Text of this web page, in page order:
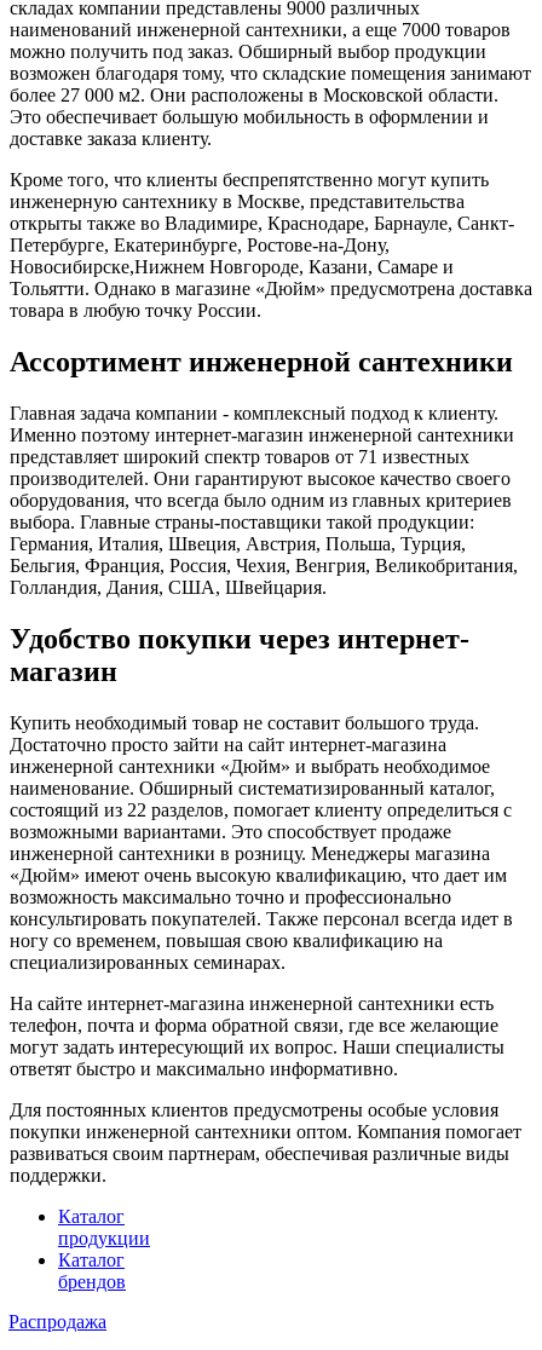
складах компании представлены 9000 различных
наименований инженерной сантехники, а еще 7000 товаров
можно получить под заказ. Обширный выбор продукции
возможен благодаря тому, что складские помещения занимают
более 27 000 м2. Они расположены в Московской области.
Это обеспечивает большую мобильность в оформлении и
доставке заказа клиенту.
Кроме того, что клиенты беспрепятственно могут купить
инженерную сантехнику в Москве, представительства
открыты также во Владимире, Краснодаре, Барнауле, Санкт-
Петербурге, Екатеринбурге, Ростове-на-Дону,
Новосибирске,Нижнем Новгороде, Казани, Самаре и
Тольятти. Однако в магазине «Дюйм» предусмотрена доставка
товара в любую точку России.
Ассортимент инженерной сантехники
Главная задача компании - комплексный подход к клиенту.
Именно поэтому интернет-магазин инженерной сантехники
представляет широкий спектр товаров от 71 известных
производителей. Они гарантируют высокое качество своего
оборудования, что всегда было одним из главных критериев
выбора. Главные страны-поставщики такой продукции:
Германия, Италия, Швеция, Австрия, Польша, Турция,
Бельгия, Франция, Россия, Чехия, Венгрия, Великобритания,
Голландия, Дания, США, Швейцария.
Удобство покупки через интернет-
магазин
Купить необходимый товар не составит большого труда.
Достаточно просто зайти на сайт интернет-магазина
инженерной сантехники «Дюйм» и выбрать необходимое
наименование. Обширный систематизированный каталог,
состоящий из 22 разделов, помогает клиенту определиться с
возможными вариантами. Это способствует продаже
инженерной сантехники в розницу. Менеджеры магазина
«Дюйм» имеют очень высокую квалификацию, что дает им
возможность максимально точно и профессионально
консультировать покупателей. Также персонал всегда идет в
ногу со временем, повышая свою квалификацию на
специализированных семинарах.
На сайте интернет-магазина инженерной сантехники есть
телефон, почта и форма обратной связи, где все желающие
могут задать интересующий их вопрос. Наши специалисты
ответят быстро и максимально информативно.
Для постоянных клиентов предусмотрены особые условия
покупки инженерной сантехники оптом. Компания помогает
развиваться своим партнерам, обеспечивая различные виды
поддержки.
Каталог
продукции
Каталог
брендов
Распродажа